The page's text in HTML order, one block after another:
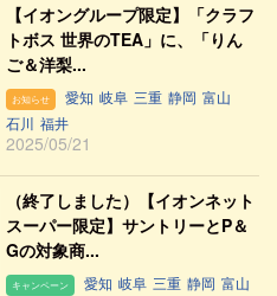
【イオングループ限定】「クラフ
トボス 世界のTEA」に、「りん
ご＆洋梨...
お知らせ 愛知 岐阜 三重 静岡 富山
石川 福井
2025/05/21
（終了しました）【イオンネット
スーパー限定】サントリーとP＆
Gの対象商...
キャンペーン 愛知 岐阜 三重 静岡 富山